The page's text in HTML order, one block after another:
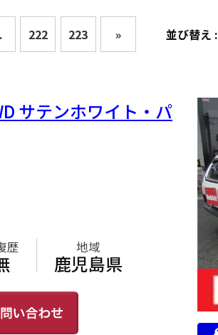
222 223 » 並び替え :
サテンホワイト・パ
歴 地域
鹿児島県